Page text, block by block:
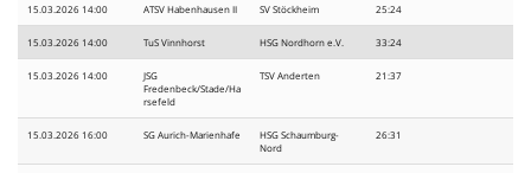
15.03.2026 14:00 ATSV Habenhausen II SV Stöckheim 25:24
15.03.2026 14:00 TuS Vinnhorst HSG Nordhorn e.V. 33:24
15.03.2026 14:00
JSG
Fredenbeck/Stade/Ha
rsefeld
TSV Anderten 21:37
15.03.2026 16:00 SG Aurich-Marienhafe
HSG Schaumburg-
Nord
26:31